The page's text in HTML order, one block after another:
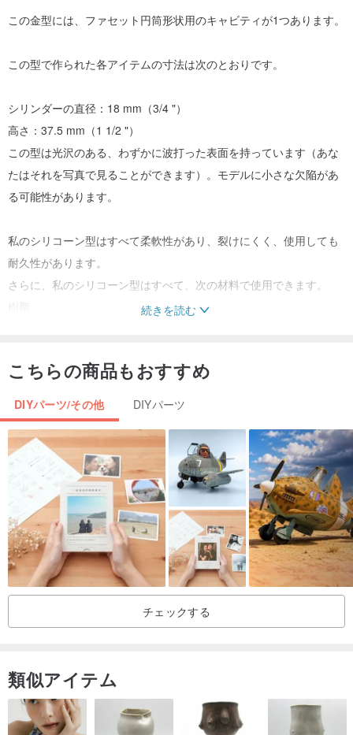
この金型には、ファセット円筒形状用のキャビティが1つあります。
この型で作られた各アイテムの寸法は次のとおりです。
シリンダーの直径：18 mm（3/4 "）
高さ：37.5 mm（1 1/2 "）
この型は光沢のある、わずかに波打った表面を持っています（あな
たはそれを写真で見ることができます）。モデルに小さな欠陥があ
る可能性があります。
私のシリコーン型はすべて柔軟性があり、裂けにくく、使用しても
耐久性があります。
さらに、私のシリコーン型はすべて、次の材料で使用できます。
石鹸
低温溶融軽金属
石膏
石膏
コンクリート
私のすべてのシリコーン型は-53°Cから232°C/-65°Fから450°Fの有
用な温度範囲を持っています。
続きを読む
こちらの商品もおすすめ
DIYパーツ/その他 DIYパーツ
チェックする
類似アイテム